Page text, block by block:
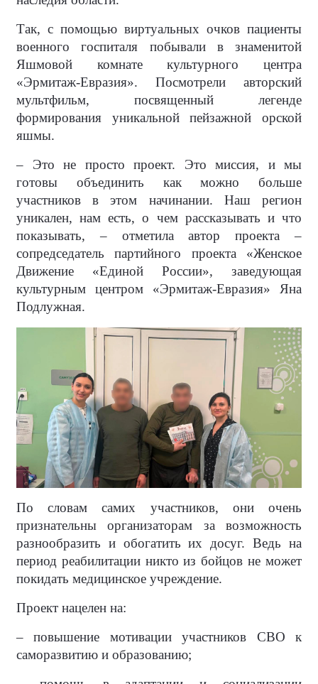
Так, с помощью виртуальных очков пациенты
военного госпиталя побывали в знаменитой
Яшмовой комнате культурного центра
«Эрмитаж-Евразия». Посмотрели авторский
мультфильм, посвященный легенде
формирования уникальной пейзажной орской
яшмы.
– Это не просто проект. Это миссия, и мы
готовы объединить как можно больше
участников в этом начинании. Наш регион
уникален, нам есть, о чем рассказывать и что
показывать, – отметила автор проекта –
сопредседатель партийного проекта «Женское
Движение «Единой России», заведующая
культурным центром «Эрмитаж-Евразия» Яна
Подлужная.
По словам самих участников, они очень
признательны организаторам за возможность
разнообразить и обогатить их досуг. Ведь на
период реабилитации никто из бойцов не может
покидать медицинское учреждение.
Проект нацелен на:
– повышение мотивации участников СВО к
саморазвитию и образованию;